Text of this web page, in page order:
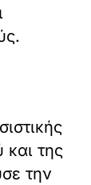
και της
την